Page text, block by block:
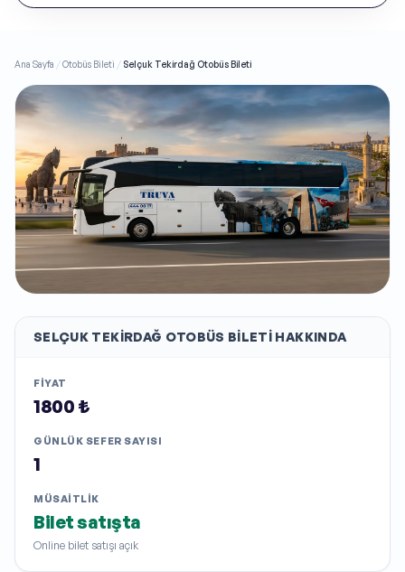
Ana Sayfa /Otobüs Bileti / Selçuk Tekirdağ Otobüs Bileti
SELÇUK TEKIRDAĞ OTOBÜS BILETI HAKKINDA
FIYAT
1800 ₺
GÜNLÜK SEFER SAYISI
1
MÜSAITLIK
Bilet satışta
Online bilet satışı açık